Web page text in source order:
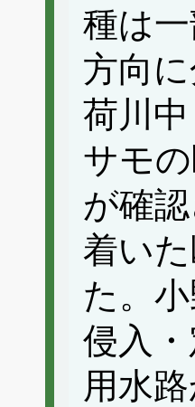
種は
方向
荷川
サモ
が確
着い
た。
侵入
用水